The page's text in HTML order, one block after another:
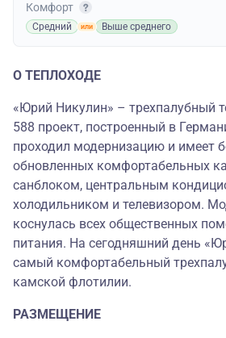
Комфорт
Средний Выше среднего
О ТЕПЛОХОДЕ
«Юрий Никулин» – трехпалубный
588 проект, построенный в
проходил модернизацию и имеет
обновленных комфортабельных
санблоком, центральным
холодильником и телевизором.
коснулась всех общественных
питания. На сегодняшний день
самый комфортабельный
камской флотилии.
РАЗМЕЩЕНИЕ